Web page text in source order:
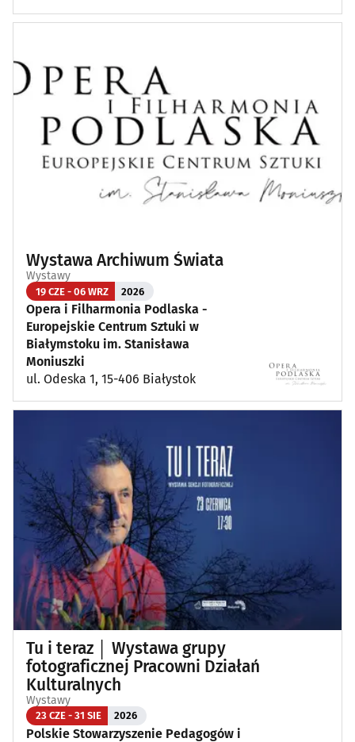
Wystawa Archiwum Świata
Wystawy
19 CZE - 06 WRZ 2026
Opera i Filharmonia Podlaska -
Europejskie Centrum Sztuki w
Białymstoku im. Stanisława
Moniuszki
ul. Odeska 1, 15-406 Białystok
Tu i teraz │ Wystawa grupy
fotograficznej Pracowni Działań
Kulturalnych
Wystawy
23 CZE - 31 SIE 2026
Polskie Stowarzyszenie Pedagogów i